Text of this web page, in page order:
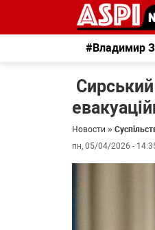
#Владимир
Новости »
пн, 05/04/2026 -